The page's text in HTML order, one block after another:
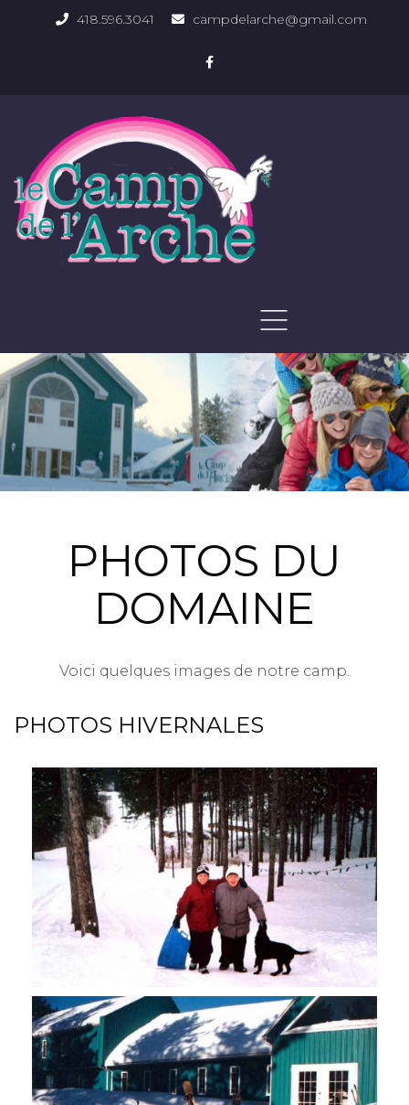
418.596.3041 campdelarche@gmail.com
PHOTOS DU DOMAINE
PHOTOS DU
DOMAINE
Voici quelques images de notre camp.
PHOTOS HIVERNALES